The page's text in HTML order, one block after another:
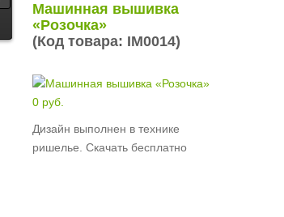
Машинная вышивка
«Розочка»
(Код товара: IM0014)
0 руб.
Дизайн выполнен в технике
ришелье. Скачать бесплатно